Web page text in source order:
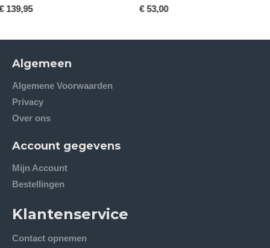
Algemeen
Algemene Voorwaarden
Privacy
Over ons
Account gegevens
Mijn Account
Bestellingen
Klantenservice
Contact opnemen